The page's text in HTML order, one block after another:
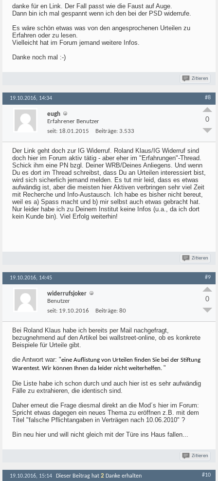
danke für en Link. Der Fall passt wie die Faust auf Auge.
Dann bin ich mal gespannt wenn ich den bei der PSD widerrufe.
Es wäre schön etwas was von den angesprochenen Urteilen zu
Erfahren oder zu lesen.
Vielleicht hat im Forum jemand weitere Infos.
Danke noch mal :-)
Zitieren
19.10.2016, 14:34 #8
eugh
Erfahrener Benutzer
seit: 18.01.2015 Beiträge: 3.533
0
Der Link geht doch zur IG Widerruf. Roland Klaus/IG Widerruf sind
doch hier im Forum aktiv tätig - aber eher im "Erfahrungen"-Thread.
Schick ihm eine PN bzgl. Deiner WRB/Deines Anliegens. Und wenn
Du es dort im Thread schreibst, dass Du an Urteilen interessiert bist,
wird sich sicherlich jemand melden. Es tut mir leid, dass es etwas
aufwändig ist, aber die meisten hier Aktiven verbringen sehr viel Zeit
mit Recherche und Info-Austausch. Ich habe es bisher nicht bereut,
weil es a) Spass macht und b) mir selbst auch etwas gebracht hat.
Nur leider habe ich zu Deinem Institut keine Infos (u.a., da ich dort
kein Kunde bin). Viel Erfolg weiterhin!
Zitieren
19.10.2016, 14:45 #9
widerrufsjoker
Benutzer
seit: 19.10.2016 Beiträge: 80
0
Bei Roland Klaus habe ich bereits per Mail nachgefragt,
bezugnehmend auf den Artikel bei wallstreet-online, ob es konkrete
Beispiele für Urteile gibt.
die Antwort war: "eine Auflistung von Urteilen finden Sie bei der Stiftung
Warentest. Wir können Ihnen da leider nicht weiterhelfen. "
Die Liste habe ich schon durch und auch hier ist es sehr aufwändig
Fälle zu extrahieren, die identisch sind.
Daher erneut die Frage diesmal direkt an die Mod´s hier im Forum:
Spricht etwas dagegen ein neues Thema zu eröffnen z.B. mit dem
Titel "falsche Pflichtangaben in Verträgen nach 10.06.2010" ?
Bin neu hier und will nicht gleich mit der Türe ins Haus fallen...
Zitieren
19.10.2016, 15:14 Dieser Beitrag hat 2 Danke erhalten
#10